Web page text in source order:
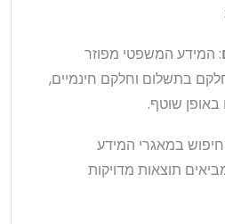
: המידע המשפטי מפוזר
בתשלום וחלקם חינמיים,
באופן שוטף.
במאגרי המידע
תוצאות מדויקות